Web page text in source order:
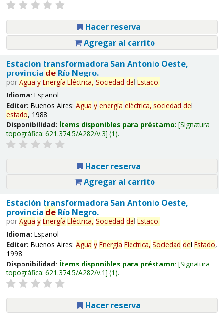
Hacer reserva
Agregar al carrito
Estacion transformadora San Antonio Oeste,
provincia deRío Negro.
por Agua y Energía Eléctrica, Sociedad del Estado.
Idioma: Español
Editor: Buenos Aires: Agua y energía eléctrica, sociedad del
estado, 1988
Disponibilidad: Ítems disponibles para préstamo: Signatura
topográfica: 621.374.5/A282/v.3 (1).
Hacer reserva
Agregar al carrito
Estación transformadora San Antonio Oeste,
provincia deRío Negro.
por Agua y Energía Eléctrica, Sociedad del Estado.
Idioma: Español
Editor: Buenos Aires: Agua y Energía Eléctrica, Sociedad del Estado,
1998
Disponibilidad: Ítems disponibles para préstamo: Signatura
topográfica: 621.374.5/A282/v.1 (1).
Hacer reserva